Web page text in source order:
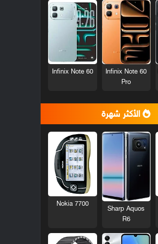
Infinix Note 60
Pro
Infinix Note 60
الأكثر شهرة
Sharp Aquos
R6
Nokia 7700